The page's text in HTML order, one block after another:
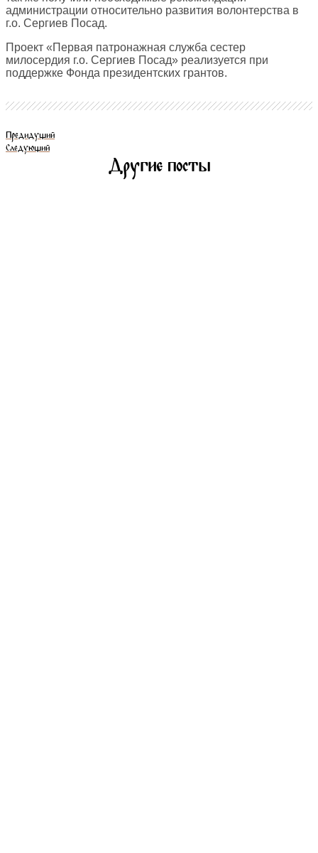
администрации относительно развития волонтерства в
г.о. Сергиев Посад.
Проект «Первая патронажная служба сестер
милосердия г.о. Сергиев Посад» реализуется при
поддержке Фонда президентских грантов.
Предидущий
Следующий
Другие посты